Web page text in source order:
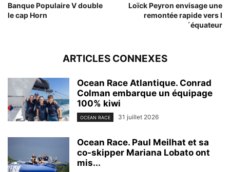
Banque Populaire V double
le cap Horn
Loïck Peyron envisage une
remontée rapide vers l
´équateur
ARTICLES CONNEXES
Ocean Race Atlantique. Conrad
Colman embarque un équipage
100% kiwi
OCEAN RACE 31 juillet 2026
Ocean Race. Paul Meilhat et sa
co-skipper Mariana Lobato ont
mis...